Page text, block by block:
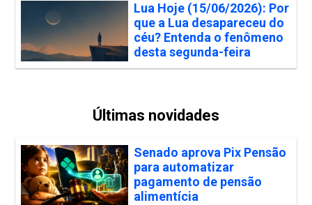
Lua Hoje (15/06/2026): Por
que a Lua desapareceu do
céu? Entenda o fenômeno
desta segunda-feira
Últimas novidades
Senado aprova Pix Pensão
para automatizar
pagamento de pensão
alimentícia